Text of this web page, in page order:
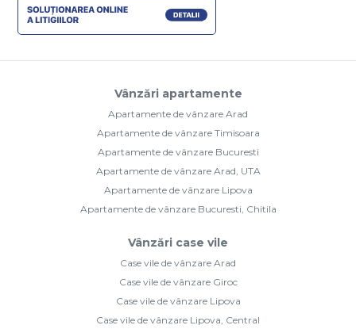
Vânzări apartamente
Apartamente de vânzare Arad
Apartamente de vânzare Timisoara
Apartamente de vânzare Bucuresti
Apartamente de vânzare Arad, UTA
Apartamente de vânzare Lipova
Apartamente de vânzare Bucuresti, Chitila
Vânzări case vile
Case vile de vânzare Arad
Case vile de vânzare Giroc
Case vile de vânzare Lipova
Case vile de vânzare Lipova, Central